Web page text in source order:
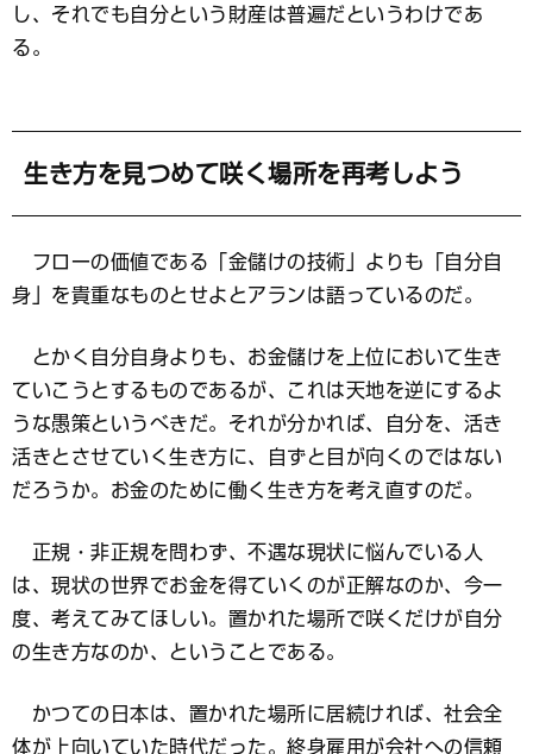
し、それでも自分という財産は普遍だというわけであ
る。
生き方を見つめて咲く場所を再考しよう
フローの価値である「金儲けの技術」よりも「自分自
身」を貴重なものとせよとアランは語っているのだ。
とかく自分自身よりも、お金儲けを上位において生き
ていこうとするものであるが、これは天地を逆にするよ
うな愚策というべきだ。それが分かれば、自分を、活き
活きとさせていく生き方に、自ずと目が向くのではない
だろうか。お金のために働く生き方を考え直すのだ。
正規・非正規を問わず、不遇な現状に悩んでいる人
は、現状の世界でお金を得ていくのが正解なのか、今一
度、考えてみてほしい。置かれた場所で咲くだけが自分
の生き方なのか、ということである。
かつての日本は、置かれた場所に居続ければ、社会全
体が上向いていた時代だった。終身雇用が会社への信頼